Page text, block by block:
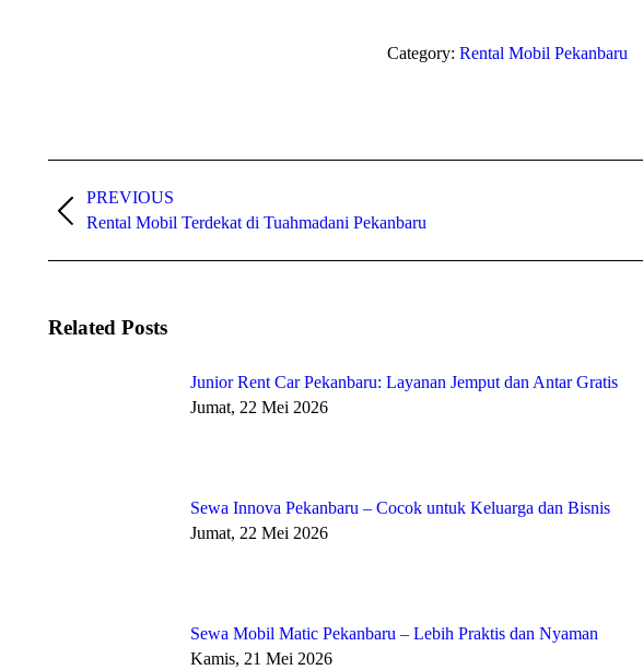
Category: Rental Mobil Pekanbaru
navigation
PREVIOUS
Previous
Rental Mobil Terdekat di Tuahmadani Pekanbaru
Related Posts
Junior Rent Car Pekanbaru: Layanan Jemput dan Antar Gratis
Jumat, 22 Mei 2026
Sewa Innova Pekanbaru – Cocok untuk Keluarga dan Bisnis
Jumat, 22 Mei 2026
Sewa Mobil Matic Pekanbaru – Lebih Praktis dan Nyaman
Kamis, 21 Mei 2026